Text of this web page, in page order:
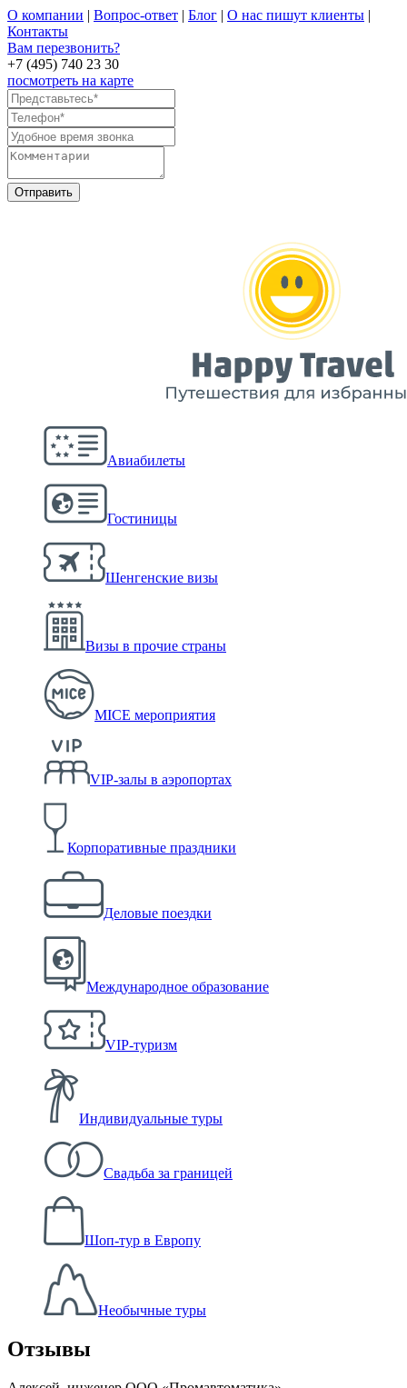
О компании | Вопрос-ответ | Блог | О нас пишут клиенты |
Контакты
Вам перезвонить?
+7 (495) 740 23 30
посмотреть на карте
Авиабилеты
Гостиницы
Шенгенские визы
Визы в прочие страны
MICE мероприятия
VIP-залы в аэропортах
Корпоративные праздники
Деловые поездки
Международное образование
VIP-туризм
Индивидуальные туры
Свадьба за границей
Шоп-тур в Европу
Необычные туры
Отзывы